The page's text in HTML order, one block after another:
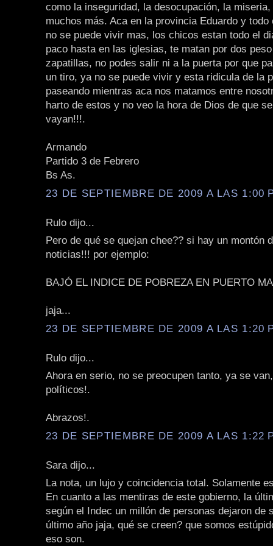
como la inseguridad, la desocupación, la
muchos más. Aca en la provincia Eduardo y todo
no se puede vivir mas, los chicos estan todo el
paco hasta en las iglesias, te matan por dos
zapatillas, no podes salir ni a la puerta por que
un tiro, ya no se puede vivir y esta ridicula de la
paseando mientras aca nos matamos entre
harto de estos y no veo la hora de Dios de que
vayan!!!.
Armando
Partido 3 de Febrero
Bs As.
23 DE SEPTIEMBRE DE 2009 A LAS 1:00
Rulo dijo...
Pero de qué se quejan chee?? si hay un montón
noticias!!! por ejemplo:
BAJÓ EL INDICE DE POBREZA EN PUERTO
jaja...
23 DE SEPTIEMBRE DE 2009 A LAS 1:20
Rulo dijo...
Ahora en serio, no se preocupen tanto, ya se
políticos!.
Abrazos!.
23 DE SEPTIEMBRE DE 2009 A LAS 1:22
Sara dijo...
La nota, un lujo y coincidencia total. Solamente
En cuanto a las mentiras de este gobierno, la
según el Indec un millón de personas dejaron de
último año jaja, qué se creen? que somos
eso son.